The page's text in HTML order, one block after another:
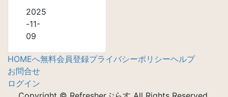
2025
-11-
09
HOMEへ無料会員登録プライバシーポリシーヘルプ
お問合せ
ログイン